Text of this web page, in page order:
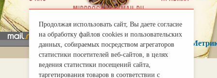
mirprognoz@mail.ru
Продолжая использовать сайт, Вы даете согласие
на обработку файлов cookies и пользовательских
данных, собираемых посредством агрегаторов
статистики посетителей веб-сайтов, в целях
ведения статистики посещений сайта,
таргетирования товаров в соответствии с